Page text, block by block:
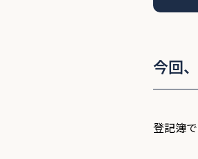
今回
登記簿